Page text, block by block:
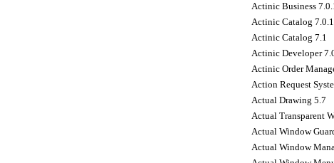
Actinic Business
Actinic Catalog 7.0.1
Actinic Catalog 7.1
Actinic Developer
Actinic Order
Action Request
Actual Drawing 5.7
Actual Transparent
Actual Window
Actual Window